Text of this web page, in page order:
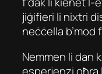
jiġifieri li nixtri
neċċella b’mod
Nemmen li dan